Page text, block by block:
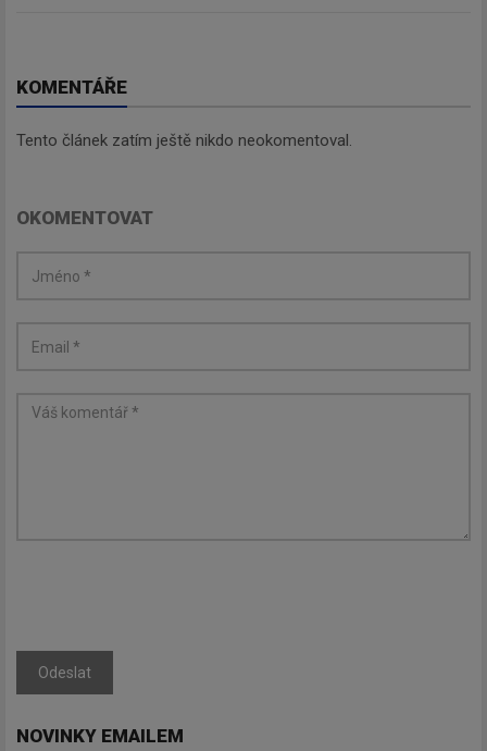
KOMENTÁŘE
Tento článek zatím ještě nikdo neokomentoval.
OKOMENTOVAT
Odeslat
NOVINKY EMAILEM